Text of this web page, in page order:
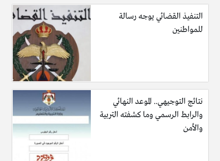
التنفيذ القضائي يوجه رسالة
للمواطنين
نتائج التوجيهي.. الموعد النهائي
والرابط الرسمي وما كشفته التربية
والأمن